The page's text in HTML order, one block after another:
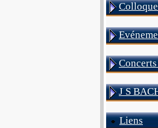
J S
Liens